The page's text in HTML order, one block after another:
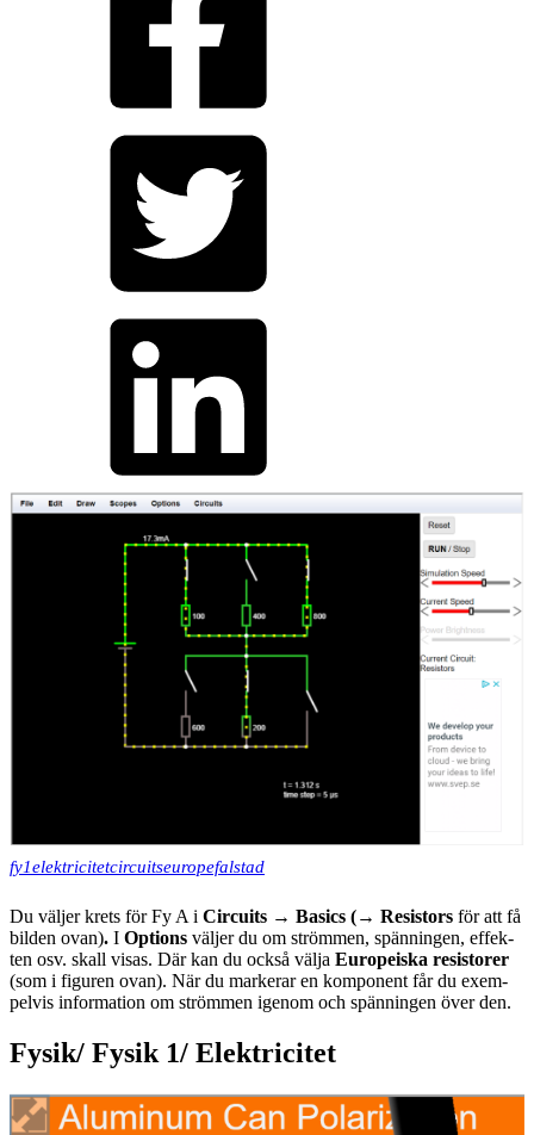
fy1elektricitetcircuitseuropefalstad
Du väl­jer krets för Fy A i Cir­cuits → Ba­sics (→ Re­sistors för att få
bil­den ovan). I Op­tions väl­jer du om ström­men, spän­ning­en, ef­fek­
ten osv. skall vi­sas. Där kan du ock­så väl­ja Eu­ro­pe­is­ka re­sis­to­rer
(som i fi­gu­ren ovan). När du mar­ke­rar en kom­po­nent får du ex­em­
pel­vis in­for­ma­tion om ström­men ige­nom och spän­ning­en över den.
Fysik/ Fysik 1/ Elektricitet